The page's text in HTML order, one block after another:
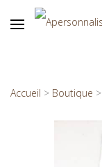
Accueil > Boutique >